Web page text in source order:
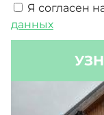
Я согласен
данных